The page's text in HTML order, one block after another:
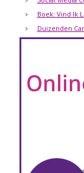
Boek: Vind Ik
Duizenden